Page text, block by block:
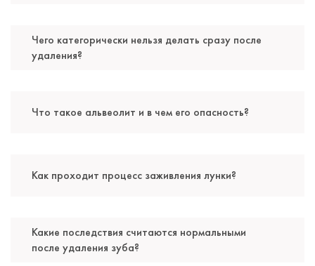
Чего категорически нельзя делать сразу после
удаления?
Что такое альвеолит и в чем его опасность?
Как проходит процесс заживления лунки?
Какие последствия считаются нормальными
после удаления зуба?